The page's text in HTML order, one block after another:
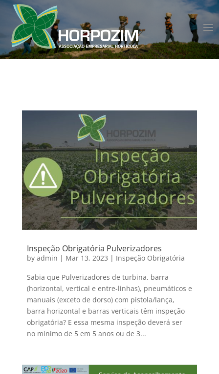
Inspeção Obrigatória Pulverizadores
by admin | Mar 13, 2023 | Inspeção Obrigatória
Sabia que Pulverizadores de turbina, barra
(horizontal, vertical e entre-linhas), pneumáticos e
manuais (exceto de dorso) com pistola/lança,
barra horizontal e barras verticais têm inspeção
obrigatória? E essa mesma inspeção deverá ser
no mínimo de 5 em 5 anos ou de 3...